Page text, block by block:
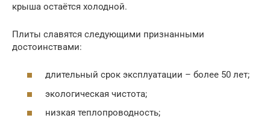
крыша остаётся холодной.
Плиты славятся следующими признанными
достоинствами:
длительный срок эксплуатации – более 50 лет;
экологическая чистота;
низкая теплопроводность;